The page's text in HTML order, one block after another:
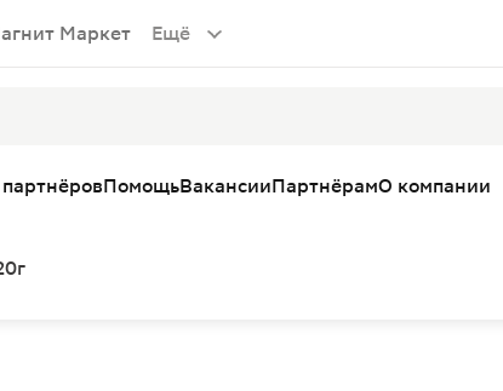
Маркет Ещё
ПомощьВакансииПартнёрамО компании